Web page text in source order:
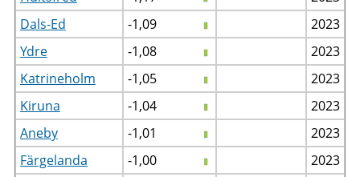
Dals-Ed
-1,09
2023
Ydre
-1,08
2023
Katrineholm
-1,05
2023
Kiruna
-1,04
2023
Aneby
-1,01
2023
Färgelanda
-1,00
2023